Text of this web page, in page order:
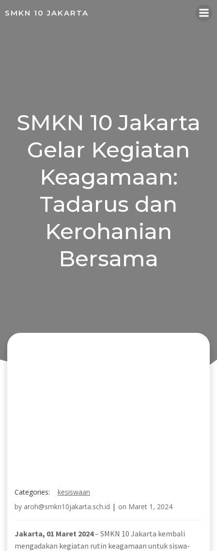
SMKN 10 JAKARTA
SMKN 10 Jakarta
Gelar Kegiatan
Keagamaan:
Tadarus dan
Kerohanian
Bersama
Categories:
kesiswaan
by aroh@smkn10jakarta.sch.id | on Maret 1, 2024
Jakarta, 01 Maret 2024– SMKN 10 Jakarta kembali
mengadakan kegiatan rutin keagamaan untuk siswa-